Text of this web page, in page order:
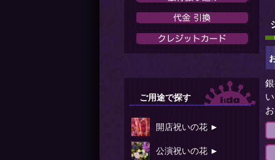
ご用途で探す
開店祝いの花 ►
公演祝いの花 ►